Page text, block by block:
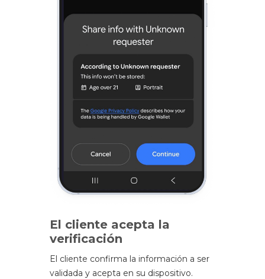
El cliente acepta la
verificación
El cliente confirma la información a ser
validada y acepta en su dispositivo.